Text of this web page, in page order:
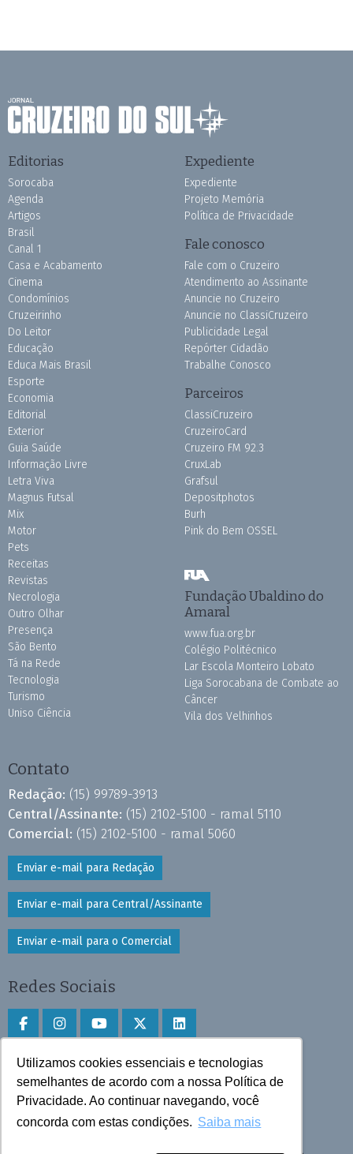
Utilizamos cookies essenciais e tecnologias
semelhantes de acordo com a nossa Política de
Privacidade. Ao continuar navegando, você
concorda com estas condições. Saiba mais
Editorias
Sorocaba
Agenda
Artigos
Brasil
Canal 1
Casa e Acabamento
Cinema
Condomínios
Cruzeirinho
Do Leitor
Educação
Educa Mais Brasil
Esporte
Economia
Editorial
Exterior
Guia Saúde
Informação Livre
Letra Viva
Magnus Futsal
Mix
Motor
Pets
Receitas
Revistas
Necrologia
Outro Olhar
Presença
São Bento
Tá na Rede
Tecnologia
Turismo
Uniso Ciência
Expediente
Expediente
Projeto Memória
Política de Privacidade
Fale conosco
Fale com o Cruzeiro
Atendimento ao Assinante
Anuncie no Cruzeiro
Anuncie no ClassiCruzeiro
Publicidade Legal
Repórter Cidadão
Trabalhe Conosco
Parceiros
ClassiCruzeiro
CruzeiroCard
Cruzeiro FM 92.3
CruxLab
Grafsul
Depositphotos
Burh
Pink do Bem OSSEL
Fundação Ubaldino do
Amaral
www.fua.org.br
Colégio Politécnico
Lar Escola Monteiro Lobato
Liga Sorocabana de Combate ao
Câncer
Vila dos Velhinhos
Contato
Redação: (15) 99789-3913
Central/Assinante: (15) 2102-5100 - ramal 5110
Comercial: (15) 2102-5100 - ramal 5060
Enviar e-mail para Redação
Enviar e-mail para Central/Assinante
Enviar e-mail para o Comercial
Redes Sociais
Faça download do aplicativo
Play Store e App Store